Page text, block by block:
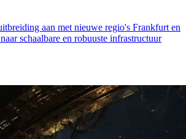
aan met nieuwe regio's Frankfurt en
schaalbare en robuuste infrastructuur